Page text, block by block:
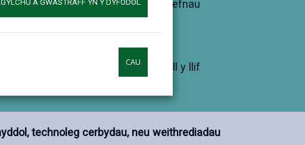
A GWASTRAFF YN Y DYFODOL
CAU
gynnwys amserlennu, gweithdrefnau
gyfrannu at dasgau dyddiol a deall y llif
technoleg cerbydau, neu weithrediadau